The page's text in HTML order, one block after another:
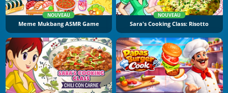
NOUVEAU
Meme Mukbang ASMR Game
NOUVEAU
Sara's Cooking Class: Risotto